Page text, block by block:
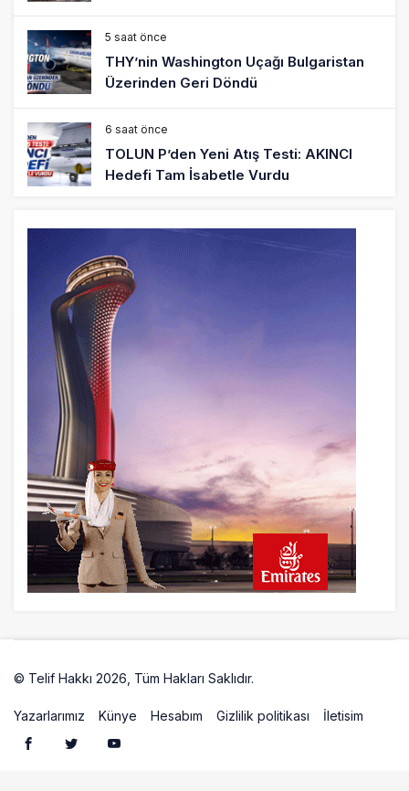
5 saat önce
THY’nin Washington Uçağı Bulgaristan
Üzerinden Geri Döndü
6 saat önce
TOLUN P’den Yeni Atış Testi: AKINCI
Hedefi Tam İsabetle Vurdu
Türkiye’nin Milli Motor Projelerinde Yeni
Dönem: TEI TEKNOLOJİ Kuruldu
22 saat önce
SunExpress Günlük Yolcu Rekorunu 72
Bin 340’a Çıkardı
23 saat önce
İstanbul Havalimanı’nın 4. Pistinde İlk
Test Uçuşu Yapıldı
23 saat önce
Aslıhan Güven, Airport Leader of the
Future Finalisti Oldu
© Telif Hakkı 2026, Tüm Hakları Saklıdır.
Yazarlarımız Künye Hesabım Gizlilik politikası İletisim